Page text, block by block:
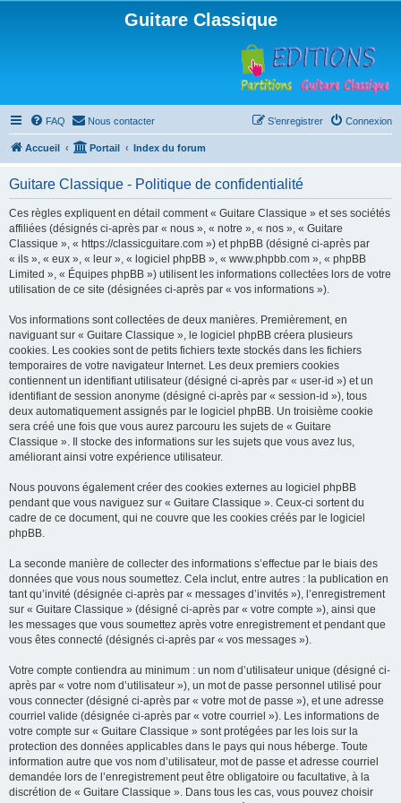
Guitare Classique
FAQ Nous contacter Connexion
S’enregistrer
Accueil Portail Index du forum
Guitare Classique - Politique de confidentialité
Ces règles expliquent en détail comment « Guitare Classique » et ses sociétés
affiliées (désignés ci-après par « nous », « notre », « nos », « Guitare
Classique », « https://classicguitare.com ») et phpBB (désigné ci-après par
« ils », « eux », « leur », « logiciel phpBB », « www.phpbb.com », « phpBB
Limited », « Équipes phpBB ») utilisent les informations collectées lors de votre
utilisation de ce site (désignées ci-après par « vos informations »).
Vos informations sont collectées de deux manières. Premièrement, en
naviguant sur « Guitare Classique », le logiciel phpBB créera plusieurs
cookies. Les cookies sont de petits fichiers texte stockés dans les fichiers
temporaires de votre navigateur Internet. Les deux premiers cookies
contiennent un identifiant utilisateur (désigné ci-après par « user-id ») et un
identifiant de session anonyme (désigné ci-après par « session-id »), tous
deux automatiquement assignés par le logiciel phpBB. Un troisième cookie
sera créé une fois que vous aurez parcouru les sujets de « Guitare
Classique ». Il stocke des informations sur les sujets que vous avez lus,
améliorant ainsi votre expérience utilisateur.
Nous pouvons également créer des cookies externes au logiciel phpBB
pendant que vous naviguez sur « Guitare Classique ». Ceux-ci sortent du
cadre de ce document, qui ne couvre que les cookies créés par le logiciel
phpBB.
La seconde manière de collecter des informations s’effectue par le biais des
données que vous nous soumettez. Cela inclut, entre autres : la publication en
tant qu’invité (désignée ci-après par « messages d’invités »), l’enregistrement
sur « Guitare Classique » (désigné ci-après par « votre compte »), ainsi que
les messages que vous soumettez après votre enregistrement et pendant que
vous êtes connecté (désignés ci-après par « vos messages »).
Votre compte contiendra au minimum : un nom d’utilisateur unique (désigné ci-
après par « votre nom d’utilisateur »), un mot de passe personnel utilisé pour
vous connecter (désigné ci-après par « votre mot de passe »), et une adresse
courriel valide (désignée ci-après par « votre courriel »). Les informations de
votre compte sur « Guitare Classique » sont protégées par les lois sur la
protection des données applicables dans le pays qui nous héberge. Toute
information autre que vos nom d’utilisateur, mot de passe et adresse courriel
demandée lors de l’enregistrement peut être obligatoire ou facultative, à la
discrétion de « Guitare Classique ». Dans tous les cas, vous pouvez choisir